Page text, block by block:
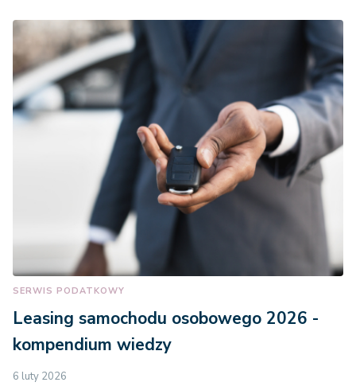
SERWIS PODATKOWY
Leasing samochodu osobowego 2026 -
kompendium wiedzy
6 luty 2026